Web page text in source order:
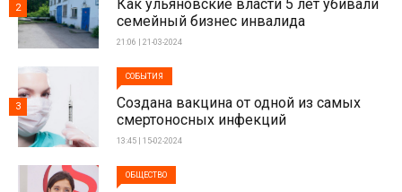
Как ульяновские власти 5 лет убивали
семейный бизнес инвалида
21:06 | 21-03-2024
2
СОБЫТИЯ
Создана вакцина от одной из самых
смертоносных инфекций
13:45 | 15-02-2024
3
ОБЩЕСТВО